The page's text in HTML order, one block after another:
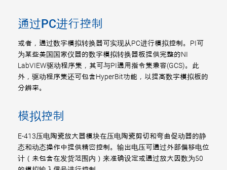
通过PC进行控制
或者，通过数字模拟转换器可实现从PC进行模拟控制。PI可
为某些美国国家仪器的数字模拟转换器板提供完整的NI
LabVIEW驱动程序集，其可与PI通用指令集兼容(GCS)。此
外，驱动程序集还可包含HyperBit功能，以提高数字模拟板的
分辨率。
模拟控制
E-413压电陶瓷放大器模块在压电陶瓷剪切和弯曲促动器的静
态和动态操作中提供精密控制。输出电压可通过外部偏移电位
计（未包含在发货范围内）来准确设定或通过放大因数为50